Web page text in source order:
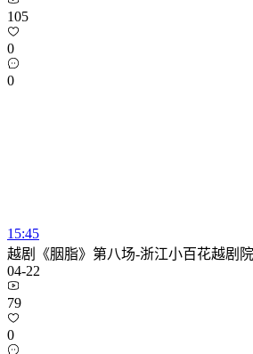
105
0
0
15:45
越剧《胭脂》第八场-浙江小百花越剧院
04-22
79
0